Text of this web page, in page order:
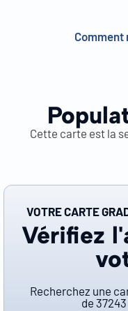
Comment
Cette carte est la
VOTRE CARTE
Vérifiez
Recherchez une
de 37243